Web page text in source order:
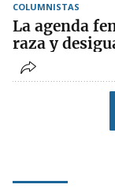
COLUMNISTAS
La agenda
raza y